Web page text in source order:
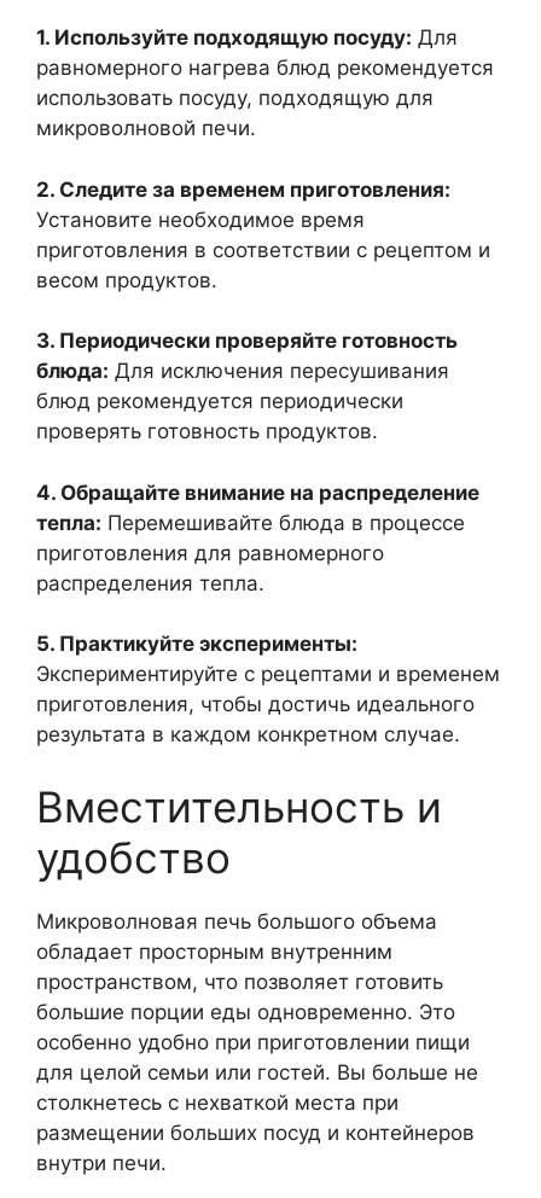
1. Используйте подходящую посуду: Для
равномерного нагрева блюд рекомендуется
использовать посуду, подходящую для
микроволновой печи.
2. Следите за временем приготовления:
Установите необходимое время
приготовления в соответствии с рецептом и
весом продуктов.
3. Периодически проверяйте готовность
блюда: Для исключения пересушивания
блюд рекомендуется периодически
проверять готовность продуктов.
4. Обращайте внимание на распределение
тепла: Перемешивайте блюда в процессе
приготовления для равномерного
распределения тепла.
5. Практикуйте эксперименты:
Экспериментируйте с рецептами и временем
приготовления, чтобы достичь идеального
результата в каждом конкретном случае.
Вместительность и
удобство
Микроволновая печь большого объема
обладает просторным внутренним
пространством, что позволяет готовить
большие порции еды одновременно. Это
особенно удобно при приготовлении пищи
для целой семьи или гостей. Вы больше не
столкнетесь с нехваткой места при
размещении больших посуд и контейнеров
внутри печи.